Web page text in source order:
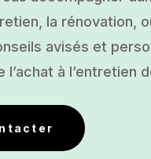
la rénovation,
avisés et
à l’entretien